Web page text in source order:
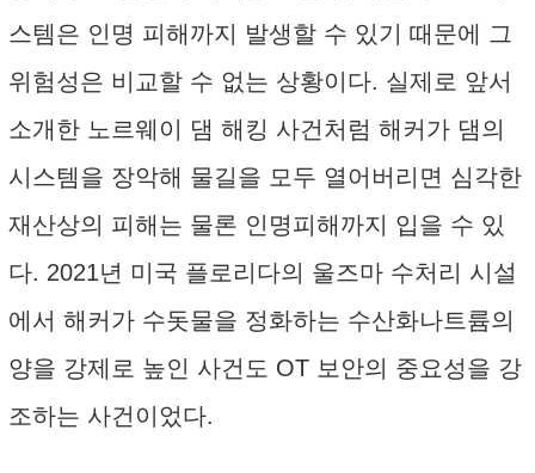
스템은 인명 피해까지 발생할 수 있기 때문에 그
위험성은 비교할 수 없는 상황이다. 실제로 앞서
소개한 노르웨이 댐 해킹 사건처럼 해커가 댐의
시스템을 장악해 물길을 모두 열어버리면 심각한
재산상의 피해는 물론 인명피해까지 입을 수 있
다. 2021년 미국 플로리다의 울즈마 수처리 시설
에서 해커가 수돗물을 정화하는 수산화나트륨의
양을 강제로 높인 사건도 OT 보안의 중요성을 강
조하는 사건이었다.